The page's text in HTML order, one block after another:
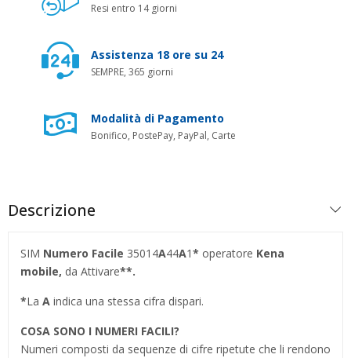
Resi entro 14 giorni
Assistenza 18 ore su 24
SEMPRE, 365 giorni
Modalità di Pagamento
Bonifico, PostePay, PayPal, Carte
Descrizione
SIM Numero Facile 35014A44A1* operatore Kena
mobile, da Attivare**.
*La A indica una stessa cifra dispari.
COSA SONO I NUMERI FACILI?
Numeri composti da sequenze di cifre ripetute che li rendono